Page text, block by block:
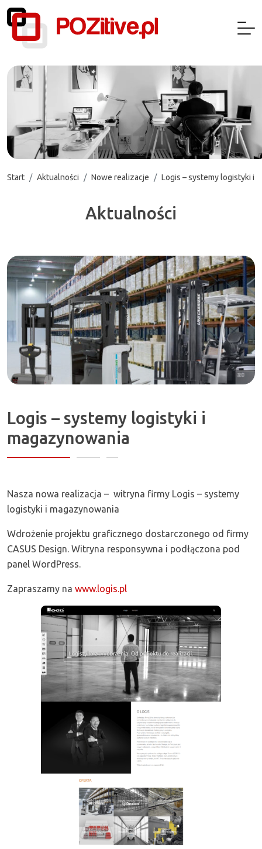
Aktualności
Start Aktualności Nowe realizacje Logis – systemy logistyki i
Logis – systemy logistyki i
magazynowania
Nasza nowa realizacja – witryna firmy Logis – systemy
logistyki i magazynowania
Wdrożenie projektu graficznego dostarczonego od firmy
CASUS Design. Witryna responsywna i podłączona pod
panel WordPress.
Zapraszamy na www.logis.pl